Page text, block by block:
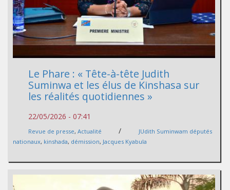
Le Phare : « Tête-à-tête Judith
Suminwa et les élus de Kinshasa sur
les réalités quotidiennes »
22/05/2026 - 07:41
Revue de presse, Actualité /
JUdith Suminwam députés
nationaux, kinshada, démission, Jacques Kyabula